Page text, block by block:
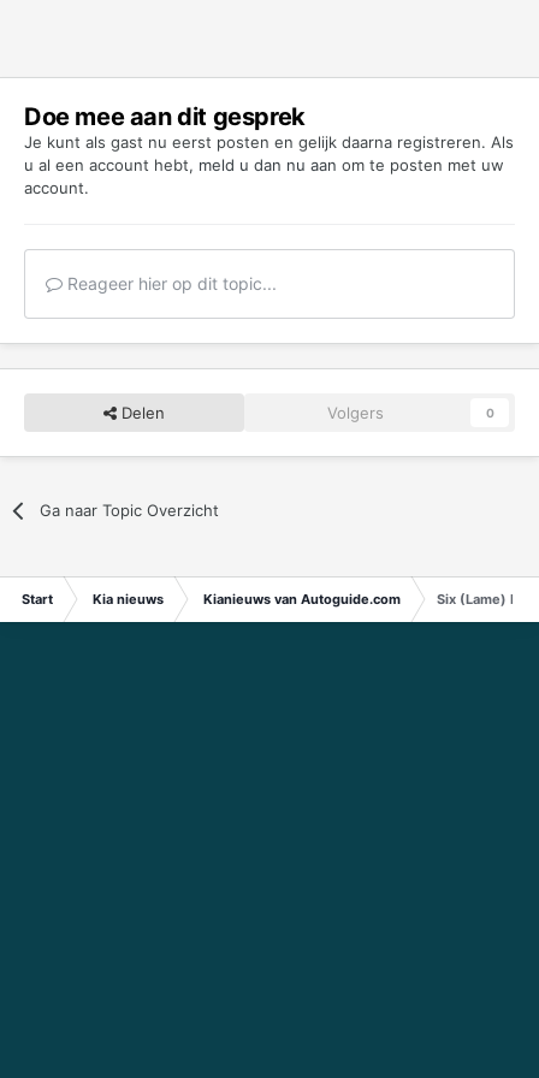
Doe mee aan dit gesprek
Je kunt als gast nu eerst posten en gelijk daarna registreren. Als
u al een account hebt, meld u dan nu aan om te posten met uw
account.
Reageer hier op dit topic...
Delen Volgers 0
Ga naar Topic Overzicht
Start Kia nieuws Kianieuws van Autoguide.com Six (Lame)